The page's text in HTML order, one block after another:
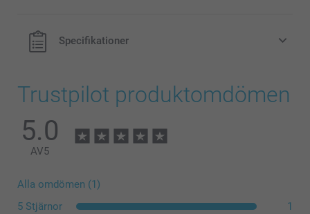
Specifikationer
Trustpilot produktomdömen
5.0
AV5
Alla omdömen (1)
5 Stjärnor
1